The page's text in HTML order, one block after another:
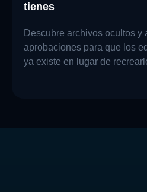
tienes
Descubre archivos ocultos y
aprobaciones para que los
ya existe en lugar de